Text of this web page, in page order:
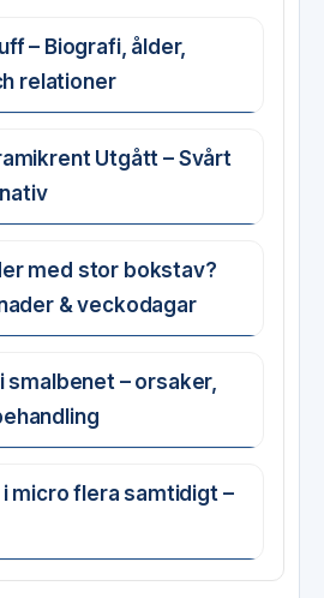
– Biografi, ålder,
relationer
Utgått – Svårt
med stor bokstav?
& veckodagar
smalbenet – orsaker,
micro flera samtidigt –